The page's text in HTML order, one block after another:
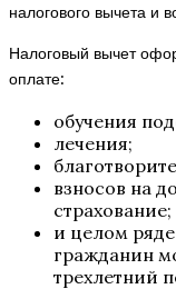
налогового вычета и
Налоговый вычет
оплате:
обучения
лечения;
взносов на
страхование;
и целом
гражданин
трехлетний